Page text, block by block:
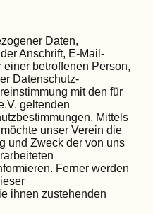
Daten,
Anschrift, E-Mail-
betroffenen Person,
Datenschutz-
mit den für
geltenden
Mittels
unser Verein die
und Zweck der von uns
Ferner werden
ihnen zustehenden